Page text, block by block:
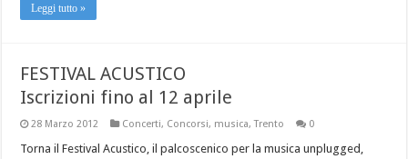
Leggi tutto »
FESTIVAL ACUSTICO
Iscrizioni fino al 12 aprile
28 Marzo 2012 Concerti, Concorsi, musica,Trento 0
Torna il Festival Acustico, il palcoscenico per la musica unplugged,